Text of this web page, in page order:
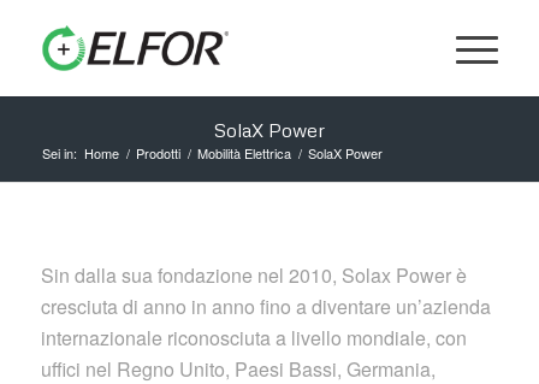
SolaX Power
Sei in: Home / Prodotti / Mobilità Elettrica / SolaX Power
Sin dalla sua fondazione nel 2010, Solax Power è
cresciuta di anno in anno fino a diventare un’azienda
internazionale riconosciuta a livello mondiale, con
uffici nel Regno Unito, Paesi Bassi, Germania,